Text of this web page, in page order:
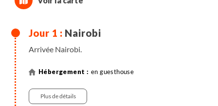
Nairobi
Arrivée Nairobi.
en guesthouse
Plus de détails